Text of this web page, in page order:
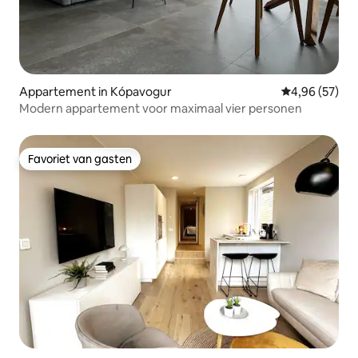
Appartement in Kópavogur Gemiddelde
4,96 (57)
Modern appartement voor maximaal vier personen
Favoriet van gasten
Favoriet van gasten